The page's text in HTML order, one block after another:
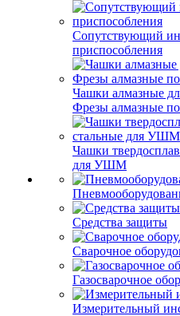
Сопутствующий
приспособления
Чашки алмазные
Фрезы алмазные
Чашки
для УШМ
Средства защиты
Сварочное
Газосварочное
Измерительный